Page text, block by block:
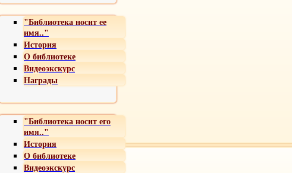
"Библиотека носит ее
имя.."
История
О библиотеке
Видеоэкскурс
Награды
"Библиотека носит его
имя.."
История
О библиотеке
Видеоэкскурс